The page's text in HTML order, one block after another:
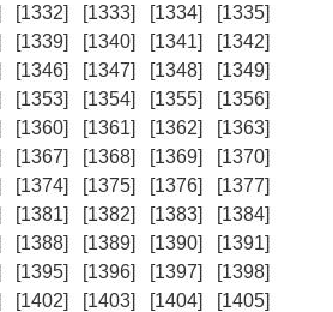
[1332] [1333] [1334]
[1335]
[1339] [1340] [1341]
[1342]
[1346] [1347] [1348]
[1349]
[1353] [1354] [1355]
[1356]
[1360] [1361] [1362]
[1363]
[1367] [1368] [1369]
[1370]
[1374] [1375] [1376]
[1377]
[1381] [1382] [1383]
[1384]
[1388] [1389] [1390]
[1391]
[1395] [1396] [1397]
[1398]
[1402] [1403] [1404]
[1405]